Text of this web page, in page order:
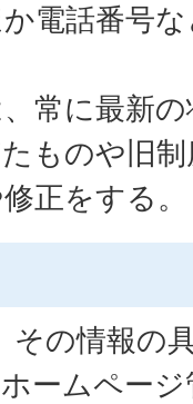
電話番号
常に最新
ものや旧
正をする。
の情報の
ームペー